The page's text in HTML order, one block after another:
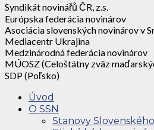
Syndikát novinářů ČR, z.s.
Európska federácia novinárov
Asociácia slovenských novinárov v
Mediacentr Ukrajina
Medzinárodná federácia novinárov
MÚOSZ (Celoštátny zväz
SDP (Poľsko)
Úvod
O SSN
Stanovy